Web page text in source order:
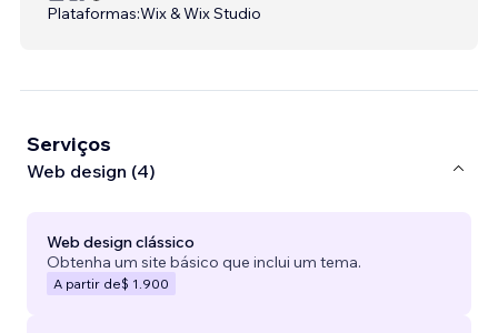
Plataformas:Wix & Wix Studio
Serviços
Web design (4)
Web design clássico
Obtenha um site básico que inclui um tema.
A partir de$ 1.900